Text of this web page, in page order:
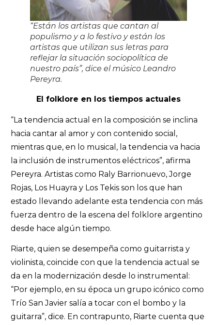
“Están los artistas que cantan al
populismo y a lo festivo y están los
artistas que utilizan sus letras para
reflejar la situación sociopolítica de
nuestro país”, dice el músico Leandro
Pereyra.
El folklore en los tiempos actuales
“La tendencia actual en la composición se inclina
hacia cantar al amor y con contenido social,
mientras que, en lo musical, la tendencia va hacia
la inclusión de instrumentos eléctricos”, afirma
Pereyra. Artistas como Raly Barrionuevo, Jorge
Rojas, Los Huayra y Los Tekis son los que han
estado llevando adelante esta tendencia con más
fuerza dentro de la escena del folklore argentino
desde hace algún tiempo.
Riarte, quien se desempeña como guitarrista y
violinista, coincide con que la tendencia actual se
da en la modernización desde lo instrumental:
“Por ejemplo, en su época un grupo icónico como
Trío San Javier salía a tocar con el bombo y la
guitarra”, dice. En contrapunto, Riarte cuenta que